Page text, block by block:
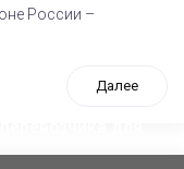
России –
Далее